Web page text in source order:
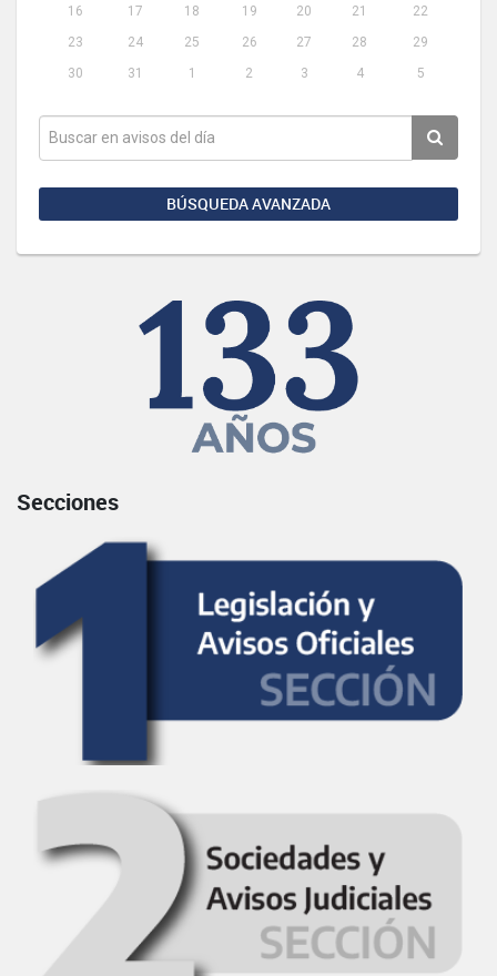
16
17 18 19 20 21
22
23
24 25 26 27 28
29
30
31 1 2 3 4 5
BÚSQUEDA AVANZADA
Secciones